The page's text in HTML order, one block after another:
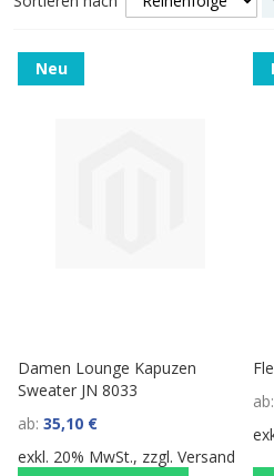
Neu
Damen Lounge Kapuzen
Sweater JN 8033
ab 35,10 €
exkl. 20% MwSt., zzgl.Versand
ab